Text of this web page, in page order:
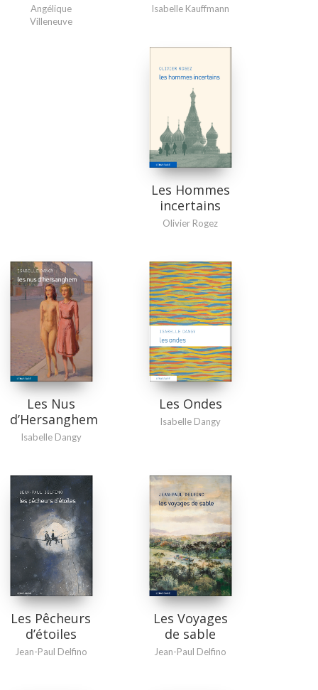
Angélique
Villeneuve
Isabelle Kauffmann
Les Hommes
incertains
Olivier Rogez
Les Nus
d’Hersanghem
Isabelle Dangy
Les Ondes
Isabelle Dangy
Les Pêcheurs
d’étoiles
Jean-Paul Delfino
Les Voyages
de sable
Jean-Paul Delfino